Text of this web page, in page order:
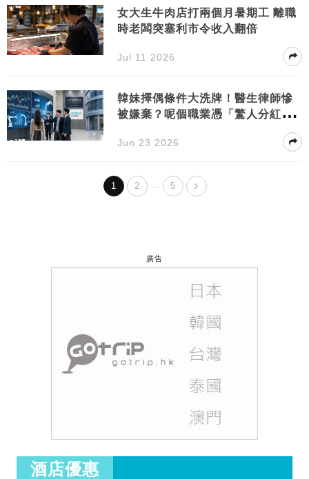
女大生牛肉店打兩個月暑期工 離職
時老闆突塞利市令收入翻倍
Jul 11 2026
韓妹擇偶條件大洗牌！醫生律師慘
被嫌棄？呢個職業憑「驚人分紅」
Jun 23 2026
1 2 … 5
廣告
酒店優惠